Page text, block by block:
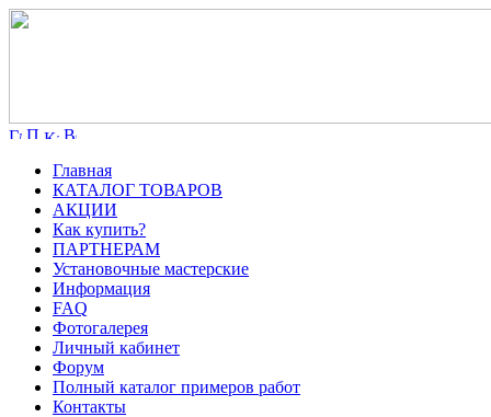
Главная
КАТАЛОГ ТОВАРОВ
АКЦИИ
Как купить?
ПАРТНЕРАМ
Установочные мастерские
Информация
FAQ
Фотогалерея
Личный кабинет
Форум
Полный каталог примеров работ
Контакты